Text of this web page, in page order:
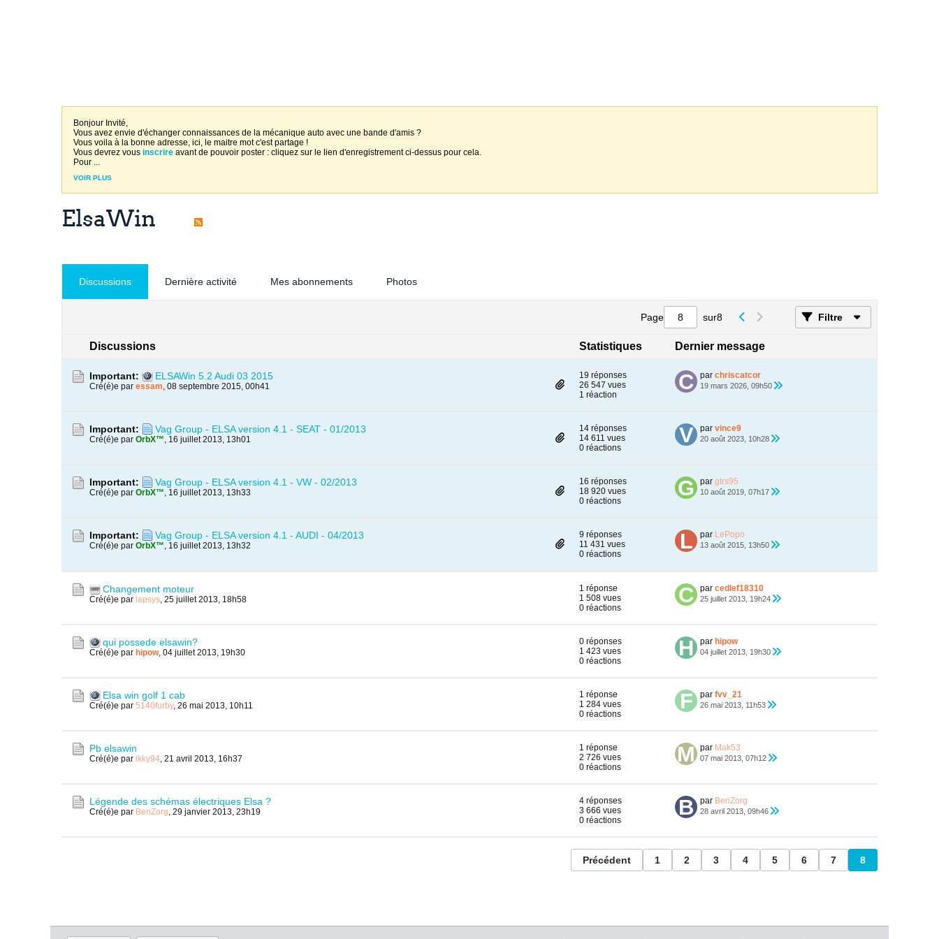
Bonjour Invité,
Vous avez envie d'échanger connaissances de la mécanique auto avec une bande d'amis ?
Vous voila à la bonne adresse, ici, le maitre mot c'est partage !
Vous devrez vous inscrire avant de pouvoir poster : cliquez sur le lien d'enregistrement ci-dessus pour cela.
Pour ...
VOIR PLUS
ElsaWin
Discussions Dernière activité Mes abonnements Photos
Page sur8 Filtre
Discussions Statistiques Dernier message
Important: ELSAWin 5.2 Audi 03 2015
Cré(é)e par essam, 08 septembre 2015, 00h41
19 réponses
26 547 vues
1 réaction
par chriscatcor
19 mars 2026, 09h50
Important: Vag Group - ELSA version 4.1 - SEAT - 01/2013
Cré(é)e par OrbX™, 16 juillet 2013, 13h01
14 réponses
14 611 vues
0 réactions
par vince9
20 août 2023, 10h28
Important: Vag Group - ELSA version 4.1 - VW - 02/2013
Cré(é)e par OrbX™, 16 juillet 2013, 13h33
16 réponses
18 920 vues
0 réactions
par gtrs95
10 août 2019, 07h17
Important: Vag Group - ELSA version 4.1 - AUDI - 04/2013
Cré(é)e par OrbX™, 16 juillet 2013, 13h32
9 réponses
11 431 vues
0 réactions
par LePopo
13 août 2015, 13h50
Changement moteur
Cré(é)e par lapsys, 25 juillet 2013, 18h58
1 réponse
1 508 vues
0 réactions
par cedlef18310
25 juillet 2013, 19h24
qui possede elsawin?
Cré(é)e par hipow, 04 juillet 2013, 19h30
0 réponses
1 423 vues
0 réactions
par hipow
04 juillet 2013, 19h30
Elsa win golf 1 cab
Cré(é)e par 5140furby, 26 mai 2013, 10h11
1 réponse
1 284 vues
0 réactions
par fvv_21
26 mai 2013, 11h53
Pb elsawin
Cré(é)e par ikky94, 21 avril 2013, 16h37
1 réponse
2 726 vues
0 réactions
par Mak53
07 mai 2013, 07h12
Légende des schémas électriques Elsa ?
Cré(é)e par BenZorg, 29 janvier 2013, 23h19
4 réponses
3 666 vues
0 réactions
par BenZorg
28 avril 2013, 09h46
Précédent 1 2 3 4 5 6 7 8